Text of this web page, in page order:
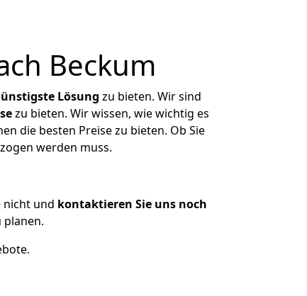
Beckum
Lösung zu bieten. Wir sind
zu bieten. Wir wissen, wie wichtig es
die besten Preise zu bieten. Ob Sie
werden muss.
nicht und kontaktieren Sie uns noch
planen.